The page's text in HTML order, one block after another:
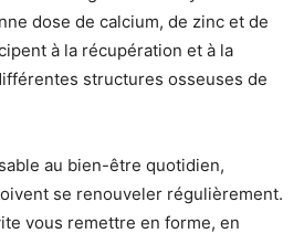
dose de calcium, de zinc et de
à la récupération et à la
structures osseuses de
au bien-être quotidien,
se renouveler régulièrement.
vous remettre en forme, en